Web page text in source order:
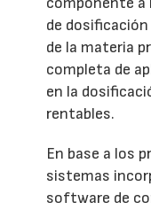
de
de la materia
completa de
en la
rentables.
En base a los
sistemas
software de